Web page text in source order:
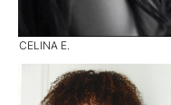
CELINA E.